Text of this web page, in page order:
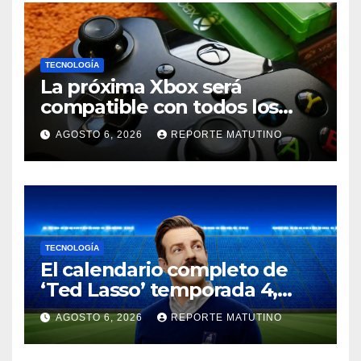
TECNOLOGÍA
La próxima Xbox será
compatible con todos los
juegos de todas las Xbox
anteriores, pero no cantes
victoria
AGOSTO 6, 2026 REPORTE MATUTINO
TECNOLOGÍA
El calendario completo de
‘Ted Lasso’ temporada 4,
explicado: número de
episodios y fechas de
estreno
AGOSTO 6, 2026 REPORTE MATUTINO